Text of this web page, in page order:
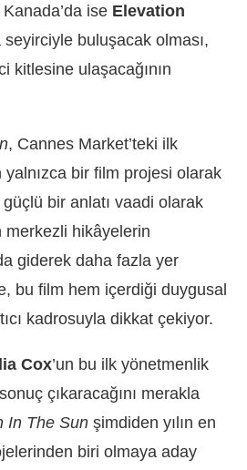
Kanada’da ise Elevation
seyirciyle buluşacak olması,
kitlesine ulaşacağının
, Cannes Market’teki ilk
yalnızca bir film projesi olarak
bir anlatı vaadi olarak
merkezli hikâyelerin
giderek daha fazla yer
bu film hem içerdiği duygusal
kadrosuyla dikkat çekiyor.
Cox’un bu ilk yönetmenlik
çıkaracağını merakla
In The Sun şimdiden yılın en
biri olmaya aday